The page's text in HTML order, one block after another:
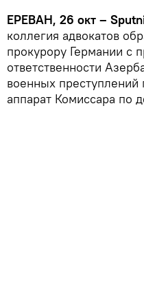
ЕРЕВАН, 26 окт –
коллегия адвокатов
прокурору Германии с
ответственности
военных
аппарат Комиссара по